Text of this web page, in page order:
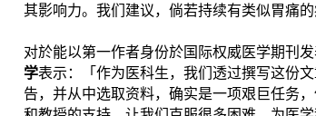
其影响力。我们建议，倘若持续有类似胃痛
对於能以第一作者身份於国际权威医学期刊
学表示：「作为医科生，我们透过撰写这份
告，并从中选取资料，确实是一项艰巨任务